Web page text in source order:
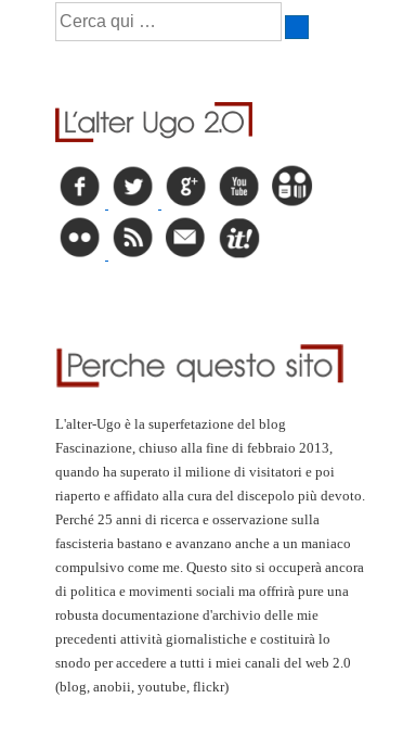
L'alter-Ugo è la superfetazione del blog
Fascinazione, chiuso alla fine di febbraio 2013,
quando ha superato il milione di visitatori e poi
riaperto e affidato alla cura del discepolo più devoto.
Perché 25 anni di ricerca e osservazione sulla
fascisteria bastano e avanzano anche a un maniaco
compulsivo come me. Questo sito si occuperà ancora
di politica e movimenti sociali ma offrirà pure una
robusta documentazione d'archivio delle mie
precedenti attività giornalistiche e costituirà lo
snodo per accedere a tutti i miei canali del web 2.0
(blog, anobii, youtube, flickr)